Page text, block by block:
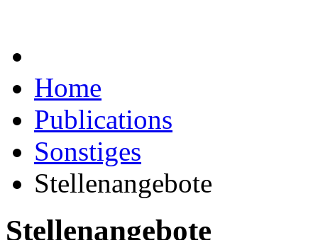
Home
Publications
Sonstiges
Stellenangebote
Stellenangebote